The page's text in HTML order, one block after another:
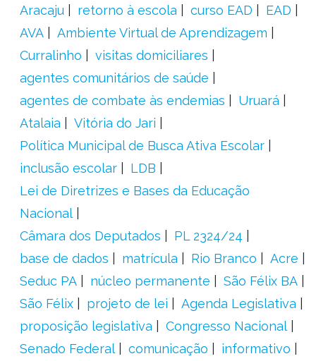
Aracaju
retorno à escola curso EAD
EAD
AVA
Ambiente Virtual de Aprendizagem
Curralinho
visitas domiciliares
agentes comunitários de saúde
agentes de combate às endemias
Uruará
Atalaia
Vitória do Jari
Política Municipal de Busca Ativa Escolar
inclusão escolar
LDB
Lei de Diretrizes e Bases da Educação
Nacional
Câmara dos Deputados
PL 2324/24
base de dados
matrícula Rio Branco
Acre
Seduc PA
núcleo permanente
São Félix BA
São Félix
projeto de lei
Agenda Legislativa
proposição legislativa
Congresso Nacional
Senado Federal
comunicação
informativo